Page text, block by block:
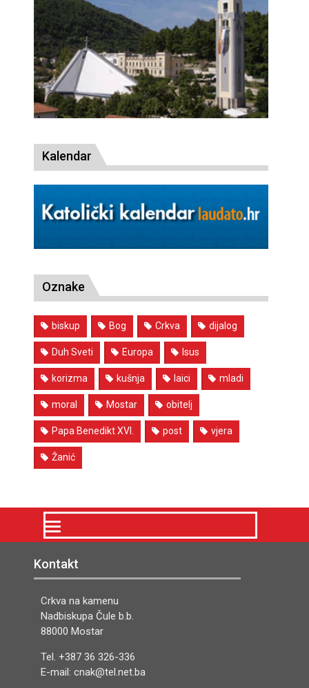
Kalendar
Oznake
biskup Bog Crkva dijalog
Duh Sveti Europa Isus
korizma kušnja laici mladi
moral Mostar obitelj
Papa Benedikt XVI. post vjera
Žanić
Kontakt
Crkva na kamenu
Nadbiskupa Čule b.b.
88000 Mostar
Tel. +387 36 326-336
E-mail: cnak@tel.net.ba